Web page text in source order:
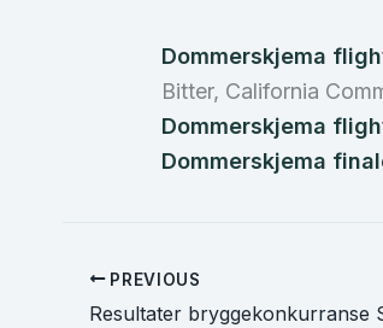
Dommerskjema
Bitter, California
Dommerskjema
Dommerskjema
PREVIOUS
Resultater bryggekonkurranse